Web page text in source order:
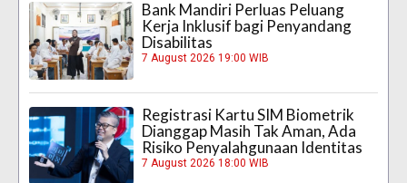
Bank Mandiri Perluas Peluang
Kerja Inklusif bagi Penyandang
Disabilitas
7 August 2026 19:00 WIB
Registrasi Kartu SIM Biometrik
Dianggap Masih Tak Aman, Ada
Risiko Penyalahgunaan Identitas
7 August 2026 18:00 WIB